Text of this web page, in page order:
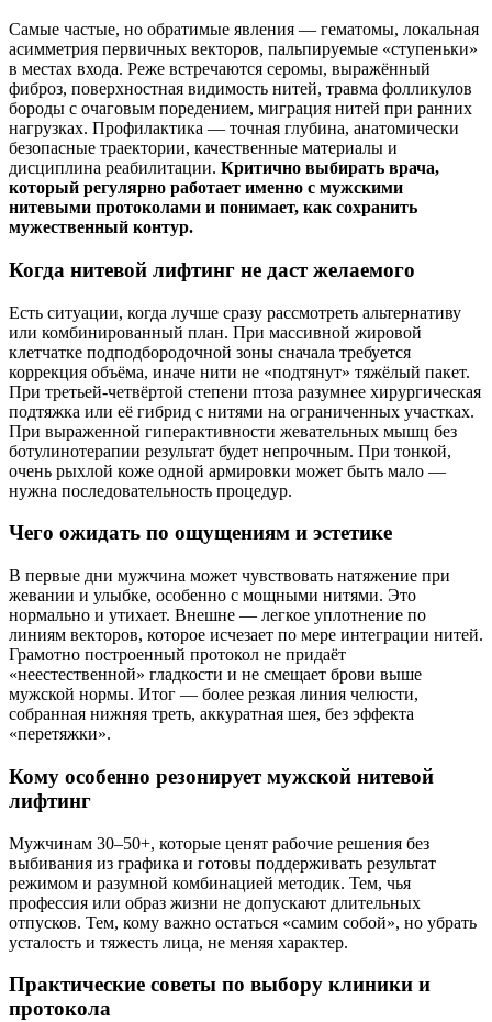
Самые частые, но обратимые явления — гематомы, локальная
асимметрия первичных векторов, пальпируемые «ступеньки»
в местах входа. Реже встречаются серомы, выражённый
фиброз, поверхностная видимость нитей, травма фолликулов
бороды с очаговым поредением, миграция нитей при ранних
нагрузках. Профилактика — точная глубина, анатомически
безопасные траектории, качественные материалы и
дисциплина реабилитации. Критично выбирать врача,
который регулярно работает именно с мужскими
нитевыми протоколами и понимает, как сохранить
мужественный контур.
Когда нитевой лифтинг не даст желаемого
Есть ситуации, когда лучше сразу рассмотреть альтернативу
или комбинированный план. При массивной жировой
клетчатке подподбородочной зоны сначала требуется
коррекция объёма, иначе нити не «подтянут» тяжёлый пакет.
При третьей‑четвёртой степени птоза разумнее хирургическая
подтяжка или её гибрид с нитями на ограниченных участках.
При выраженной гиперактивности жевательных мышц без
ботулинотерапии результат будет непрочным. При тонкой,
очень рыхлой коже одной армировки может быть мало —
нужна последовательность процедур.
Чего ожидать по ощущениям и эстетике
В первые дни мужчина может чувствовать натяжение при
жевании и улыбке, особенно с мощными нитями. Это
нормально и утихает. Внешне — легкое уплотнение по
линиям векторов, которое исчезает по мере интеграции нитей.
Грамотно построенный протокол не придаёт
«неестественной» гладкости и не смещает брови выше
мужской нормы. Итог — более резкая линия челюсти,
собранная нижняя треть, аккуратная шея, без эффекта
«перетяжки».
Кому особенно резонирует мужской нитевой
лифтинг
Мужчинам 30–50+, которые ценят рабочие решения без
выбивания из графика и готовы поддерживать результат
режимом и разумной комбинацией методик. Тем, чья
профессия или образ жизни не допускают длительных
отпусков. Тем, кому важно остаться «самим собой», но убрать
усталость и тяжесть лица, не меняя характер.
Практические советы по выбору клиники и
протокола